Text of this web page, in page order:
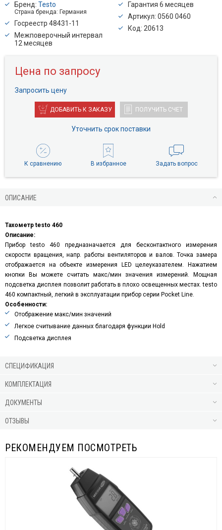
Бренд: Testo
Страна бренда: Германия
Госреестр 48431-11
Межповерочный интервал
12 месяцев
Гарантия 6 месяцев
Артикул: 0560 0460
Код: 20613
Цена по запросу
Запросить цену
ДОБАВИТЬ К ЗАКАЗУ ПОЛУЧИТЬ СЧЕТ
Уточнить срок поставки
К сравнению В избранное Задать вопрос
ОПИСАНИЕ
Тахометр testo 460
Описание:
Прибор testo 460 предназначается для бесконтактного измерения
скорости вращения, напр. работы вентиляторов и валов. Точка замера
отображается на объекте измерения LED целеуказателем. Нажатием
кнопки Вы можете считать макс/мин значения измерений. Мощная
подсветка дисплея позволит работать в плохо освещенных местах. testo
460 компактный, легкий в эксплуатации прибор серии Pocket Line.
Особенности:
Отображение макс/мин значений
Легкое считывание данных благодаря функции Hold
Подсветка дисплея
СПЕЦИФИКАЦИЯ
КОМПЛЕКТАЦИЯ
ДОКУМЕНТЫ
ОТЗЫВЫ
РЕКОМЕНДУЕМ ПОСМОТРЕТЬ